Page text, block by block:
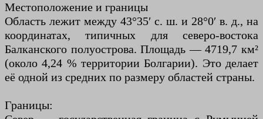
Местоположение и границы
Область лежит между 43°35′ с. ш. и 28°0′ в. д., на
координатах, типичных для северо-востока
Балканского полуострова. Площадь — 4719,7 км²
(около 4,24 % территории Болгарии). Это делает
её одной из средних по размеру областей страны.
Границы: